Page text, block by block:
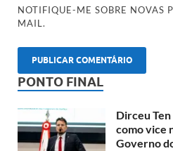
NOTIFIQUE-ME SOBRE NOVAS
MAIL.
PONTO FINAL
Dirceu
como vice
Governo